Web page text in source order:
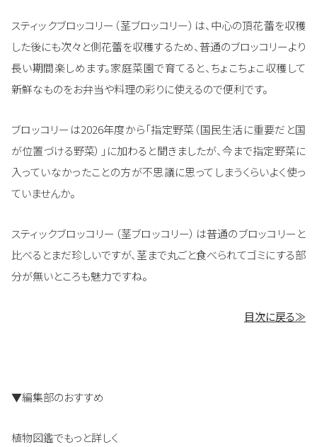
スティックブロッコリー（茎ブロッコリー）は、中心の頂花蕾を収穫
した後にも次々と側花蕾を収穫するため、普通のブロッコリーより
長い期間楽しめます。家庭菜園で育てると、ちょこちょこ収穫して
新鮮なものをお弁当や料理の彩りに使えるので便利です。
ブロッコリーは2026年度から「指定野菜（国民生活に重要だと国
が位置づける野菜）」に加わると聞きましたが、今まで指定野菜に
入っていなかったことの方が不思議に思ってしまうくらいよく使っ
ていませんか。
スティックブロッコリー（茎ブロッコリー）は普通のブロッコリーと
比べるとまだ珍しいですが、茎まで丸ごと食べられてゴミにする部
分が無いところも魅力ですね。
目次に戻る≫
▼編集部のおすすめ
植物図鑑でもっと詳しく